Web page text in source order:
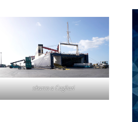
sbarco a Cagliari